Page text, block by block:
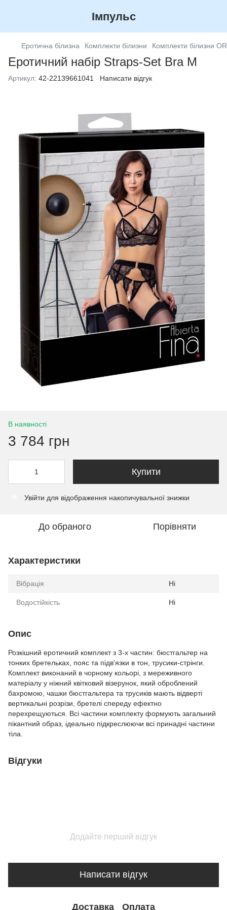
Імпульс
Еротична білизна Комплекти білизни Комплекти білизни
Еротичний набір Straps-Set Bra M
Артикул: 42-22139661041 Написати відгук
В наявності
3 784 грн
Купити
Увійти для відображення накопичувальної знижки
До обраного Порівняти
Характеристики
Вібрація Ні
Водостійкість Ні
Опис
Розкішний еротичний комплект з 3-х частин: бюстгальтер на
тонких бретельках, пояс та підв'язки в тон, трусики-стрінги.
Комплект виконаний в чорному кольорі, з мереживного
матеріалу у ніжний квітковий візерунок, який оброблений
бахромою, чашки бюстгальтера та трусиків мають відверті
вертикальні розрізи, бретелі спереду ефектно
перехрещуються. Всі частини комплекту формують загальний
пікантний образ, ідеально підкреслюючи всі принадні частини
тіла.
Відгуки
Додайте перший відгук
Написати відгук
Доставка Оплата